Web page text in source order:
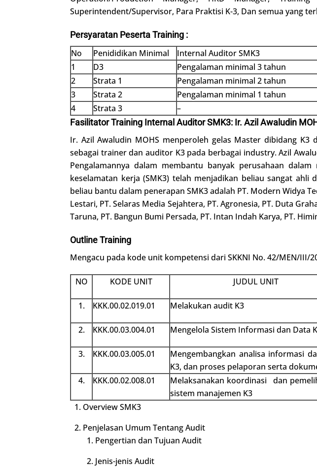
Superintendent/Supervisor, Para Praktisi K-3, Dan semua yang
Persyaratan Peserta Training :
No Penididikan Minimal
Internal Auditor SMK3
1
D3
Pengalaman minimal 3 tahun
2
Strata 1
Pengalaman minimal 2 tahun
3
Strata 2
Pengalaman minimal 1 tahun
4
Strata 3 –
Fasilitator Training Internal Auditor SMK3: Ir. Azil Awaludin
Ir. Azil Awaludin MOHS menperoleh gelas Master dibidang
sebagai trainer dan auditor K3 pada berbagai industry. Azil
Pengalamannya dalam membantu banyak perusahaan
keselamatan kerja (SMK3) telah menjadikan beliau sangat
beliau bantu dalam penerapan SMK3 adalah PT. Modern Widya
Lestari, PT. Selaras Media Sejahtera, PT. Agronesia, PT. Duta
Taruna, PT. Bangun Bumi Persada, PT. Intan Indah Karya, PT.
Outline Training
Mengacu pada kode unit kompetensi dari SKKNI No. 42/MEN/III/
NO KODE UNIT JUDUL UNIT
1. KKK.00.02.019.01 Melakukan audit K3
2. KKK.00.03.004.01 Mengelola Sistem Informasi dan Data
3. KKK.00.03.005.01
Mengembangkan analisa informasi
K3, dan proses pelaporan serta
4.
KKK.00.02.008.01
Melaksanakan koordinasi dan
sistem manajemen K3
Overview SMK3
Penjelasan Umum Tentang Audit
Pengertian dan Tujuan Audit
Jenis-jenis Audit